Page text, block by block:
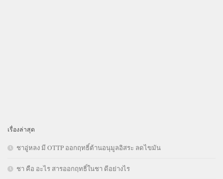
เรื่องล่าสุด
ชาอู่หลง มี OTTP ออกฤทธิ์ต้านอนุมูลอิสระ ลดไขมัน
ชา คือ อะไร สารออกฤทธิ์ในชา ดีอย่างไร